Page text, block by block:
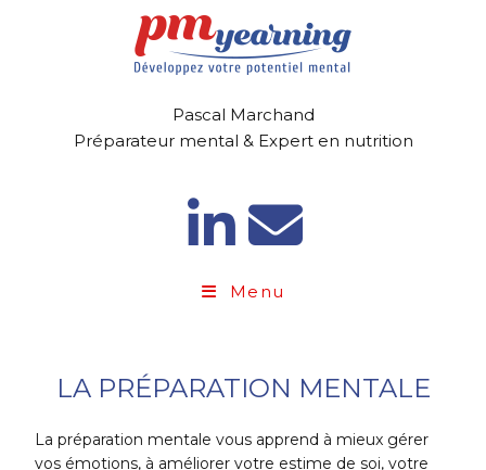
Pascal Marchand
Préparateur mental & Expert en nutrition
Menu
LA PRÉPARATION MENTALE
La préparation mentale vous apprend à mieux gérer
vos émotions, à améliorer votre estime de soi, votre